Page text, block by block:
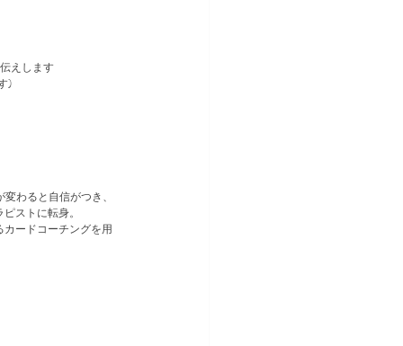
えします⁡
)⁡
わると自信がつき、
ストに転身。⁡
ードコーチングを用